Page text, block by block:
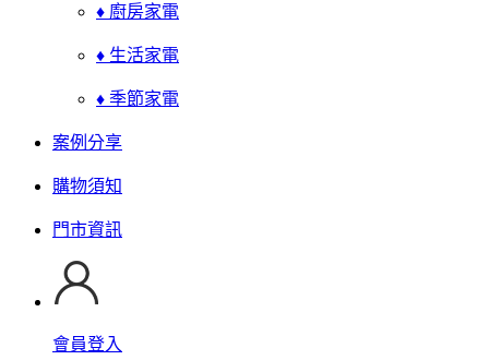
♦ 廚房家電
♦ 生活家電
♦ 季節家電
案例分享
購物須知
門市資訊
會員登入